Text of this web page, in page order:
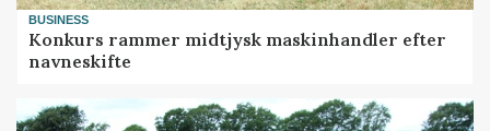
BUSINESS
Konkurs rammer midtjysk maskinhandler efter
navneskifte